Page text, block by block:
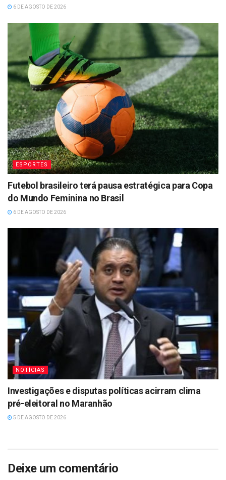
6 DE AGOSTO DE 2026
ESPORTES
Futebol brasileiro terá pausa estratégica para Copa
do Mundo Feminina no Brasil
6 DE AGOSTO DE 2026
NOTÍCIAS
Investigações e disputas políticas acirram clima
pré-eleitoral no Maranhão
5 DE AGOSTO DE 2026
Deixe um comentário